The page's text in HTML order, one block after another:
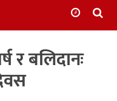
र बलिदानः